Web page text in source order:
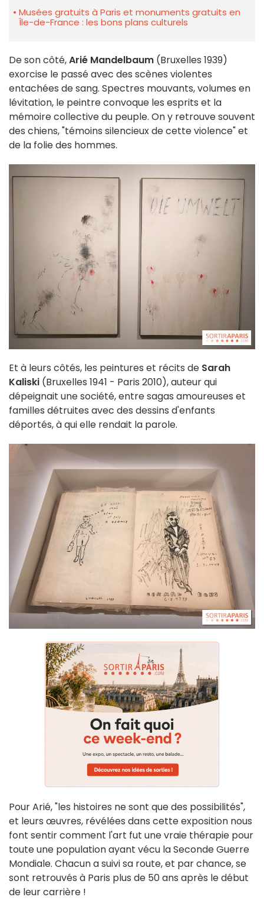
Musées gratuits à Paris et monuments gratuits en
Île-de-France : les bons plans culturels
De son côté,Arié Mandelbaum (Bruxelles 1939)
exorcise le passé avec des scènes violentes
entachées de sang. Spectres mouvants, volumes en
lévitation, le peintre convoque les esprits et la
mémoire collective du peuple. On y retrouve souvent
des chiens, "témoins silencieux de cette violence" et
de la folie des hommes.
Et à leurs côtés, les peintures et récits de Sarah
Kaliski (Bruxelles 1941 - Paris 2010), auteur qui
dépeignait une société, entre sagas amoureuses et
familles détruites avec des dessins d'enfants
déportés, à qui elle rendait la parole.
Pour Arié, "les histoires ne sont que des possibilités",
et leurs œuvres, révélées dans cette exposition nous
font sentir comment l'art fut une vraie thérapie pour
toute une population ayant vécu la Seconde Guerre
Mondiale. Chacun a suivi sa route, et par chance, se
sont retrouvés à Paris plus de 50 ans après le début
de leur carrière !